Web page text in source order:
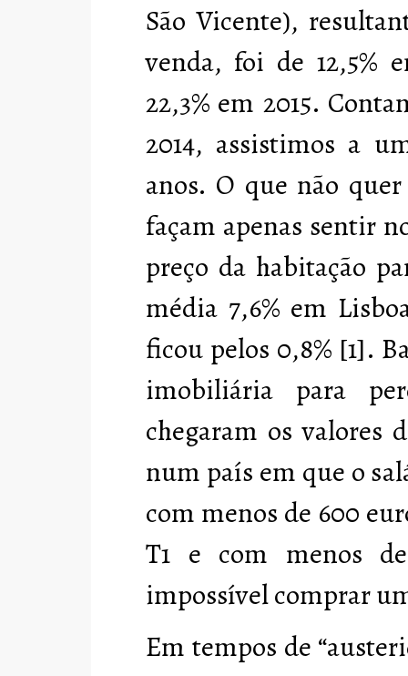
São Vicente),
venda, foi de 12,5%
22,3% em 2015.
2014, assistimos a
anos. O que não
façam apenas sentir
preço da habitação
média 7,6% em
ficou pelos 0,8% [1].
imobiliária para
chegaram os valores
num país em que o
com menos de 600
T1 e com menos
impossível comprar
Em tempos de